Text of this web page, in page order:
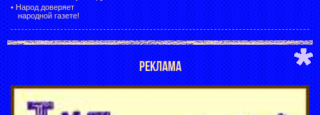
• Народ доверяет
народной газете!
РЕКЛАМА